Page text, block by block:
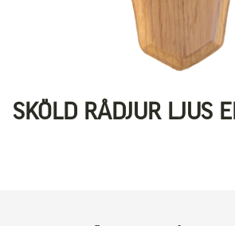
SKÖLD RÅDJUR LJUS